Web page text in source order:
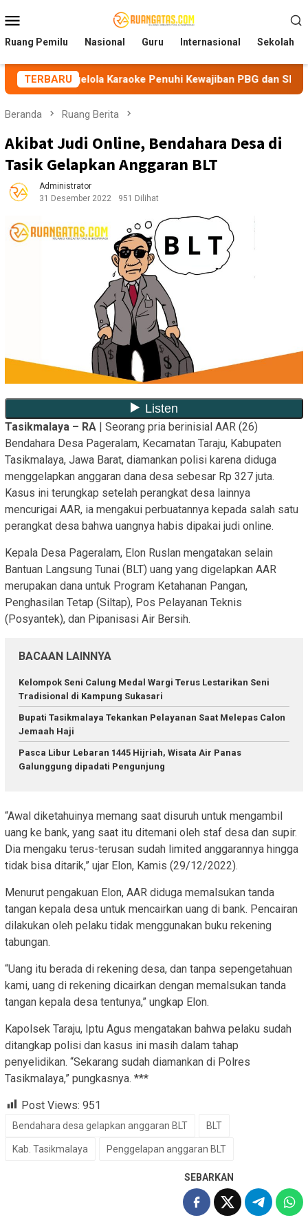
ke
kontenMobile
Ruang Pemilu Nasional Guru Internasional Sekolah
TERBARU
Karaoke Penuhi Kewajiban PBG dan SLF BEM
Beranda Ruang Berita
Akibat Judi Online, Bendahara Desa di
Tasik Gelapkan Anggaran BLT
Administrator
31 Desember 2022
951 Dilihat
Tasikmalaya – RA | Seorang pria berinisial AAR (26)
Bendahara Desa Pageralam, Kecamatan Taraju, Kabupaten
Tasikmalaya, Jawa Barat, diamankan polisi karena diduga
menggelapkan anggaran dana desa sebesar Rp 327 juta.
Kasus ini terungkap setelah perangkat desa lainnya
mencurigai AAR, ia mengakui perbuatannya kepada salah satu
perangkat desa bahwa uangnya habis dipakai judi online.
Kepala Desa Pageralam, Elon Ruslan mengatakan selain
Bantuan Langsung Tunai (BLT) uang yang digelapkan AAR
merupakan dana untuk Program Ketahanan Pangan,
Penghasilan Tetap (Siltap), Pos Pelayanan Teknis
(Posyantek), dan Pipanisasi Air Bersih.
BACAAN LAINNYA
Kelompok Seni Calung Medal Wargi Terus Lestarikan Seni
Tradisional di Kampung Sukasari
Bupati Tasikmalaya Tekankan Pelayanan Saat Melepas Calon
Jemaah Haji
Pasca Libur Lebaran 1445 Hijriah, Wisata Air Panas
Galunggung dipadati Pengunjung
“Awal diketahuinya memang saat disuruh untuk mengambil
uang ke bank, yang saat itu ditemani oleh staf desa dan supir.
Dia mengaku terus-terusan sudah limited anggarannya hingga
tidak bisa ditarik,” ujar Elon, Kamis (29/12/2022).
Menurut pengakuan Elon, AAR diduga memalsukan tanda
tangan kepala desa untuk mencairkan uang di bank. Pencairan
dilakukan oleh pelaku tidak menggunakan buku rekening
tabungan.
“Uang itu berada di rekening desa, dan tanpa sepengetahuan
kami, uang di rekening dicairkan dengan memalsukan tanda
tangan kepala desa tentunya,” ungkap Elon.
Kapolsek Taraju, Iptu Agus mengatakan bahwa pelaku sudah
ditangkap polisi dan kasus ini masih dalam tahap
penyelidikan. “Sekarang sudah diamankan di Polres
Tasikmalaya,” pungkasnya. ***
Post Views: 951
Bendahara desa gelapkan anggaran BLT BLT
Kab. Tasikmalaya Penggelapan anggaran BLT
SEBARKAN